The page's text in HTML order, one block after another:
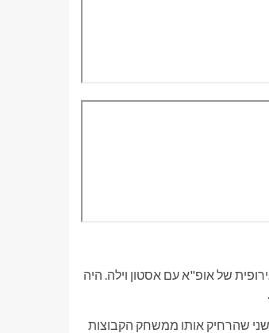
של אופ"א עם אסטון וילה. היה
שני שהרחיק אותו ממשחק הקבוצות